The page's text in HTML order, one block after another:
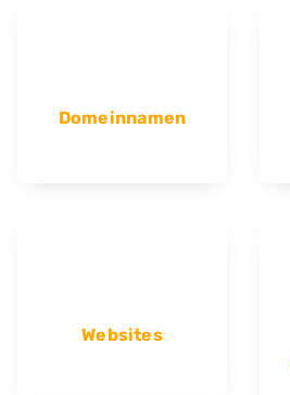
Domeinnamen
Websites